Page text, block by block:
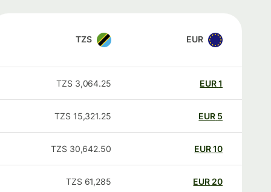
EUR
TZS
EUR
3,064.25
TZS
EUR
15,321.25
TZS
EUR
30,642.50
TZS
20
EUR
61,285
TZS